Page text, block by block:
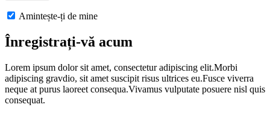
Amintește-ți de mine
Înregistrați-vă acum
Lorem ipsum dolor sit amet, consectetur adipiscing elit.Morbi
adipiscing gravdio, sit amet suscipit risus ultrices eu.Fusce viverra
neque at purus laoreet consequa.Vivamus vulputate posuere nisl quis
consequat.